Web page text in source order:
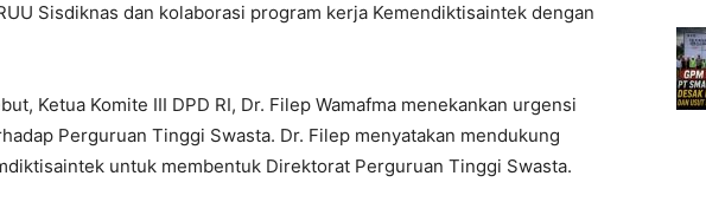
Sisdiknas dan kolaborasi program kerja Kemendiktisaintek dengan
Ketua Komite III DPD RI, Dr. Filep Wamafma menekankan urgensi
Perguruan Tinggi Swasta. Dr. Filep menyatakan mendukung
untuk membentuk Direktorat Perguruan Tinggi Swasta.